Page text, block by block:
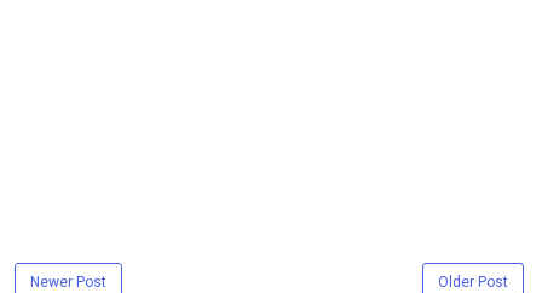
Newer Post Older Post